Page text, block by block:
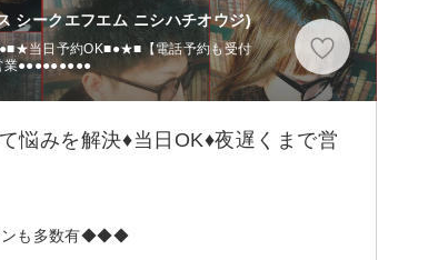
シークエフエム ニシハチオウジ)
当日予約OK■●★■【電話予約も受付
●●●●●●●●●
悩みを解決♦当日OK♦夜遅くまで営
ンも多数有◆◆◆